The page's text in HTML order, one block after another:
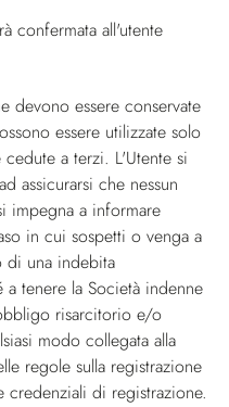
confermata all'utente
devono essere conservate
essere utilizzate solo
a terzi. L'Utente si
assicurarsi che nessun
impegna a informare
in cui sospetti o venga a
di una indebita
tenere la Società indenne
risarcitorio e/o
modo collegata alla
regole sulla registrazione
credenziali di registrazione.